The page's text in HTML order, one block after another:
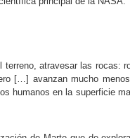
terreno, atravesar las rocas:
[…] avanzan mucho
humanos en la superficie